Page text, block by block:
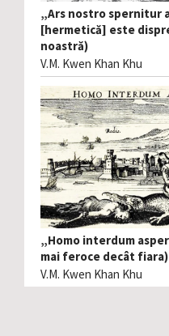
„Ars nostro spernitur
[hermetică] este
noastră)
V.M. Kwen Khan Khu
„Homo interdum
mai feroce decât fiara)
V.M. Kwen Khan Khu